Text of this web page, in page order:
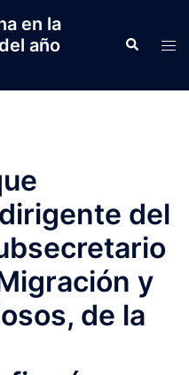
en la
año
Search
del
y
de la